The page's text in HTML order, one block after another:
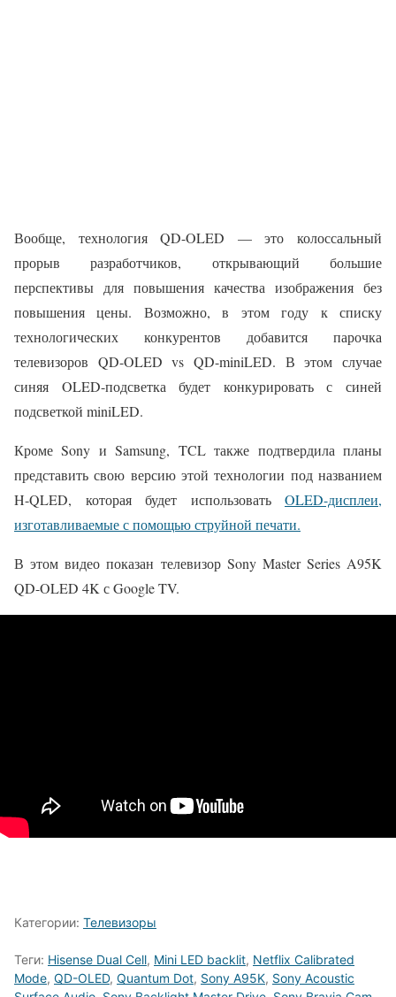
Вообще, технология QD-OLED — это колоссальный
прорыв разработчиков, открывающий большие
перспективы для повышения качества изображения без
повышения цены. Возможно, в этом году к списку
технологических конкурентов добавится парочка
телевизоров QD-OLED vs QD-miniLED. В этом случае
синяя OLED-подсветка будет конкурировать с синей
подсветкой miniLED.
Кроме Sony и Samsung, TCL также подтвердила планы
представить свою версию этой технологии под названием
H-QLED, которая будет использовать OLED-дисплеи,
изготавливаемые с помощью струйной печати.
В этом видео показан телевизор Sony Master Series A95K
QD-OLED 4K с Google TV.
Категории: Телевизоры
Теги: Hisense Dual Cell, Mini LED backlit, Netflix Calibrated
Mode, QD-OLED, Quantum Dot, Sony A95K, Sony Acoustic